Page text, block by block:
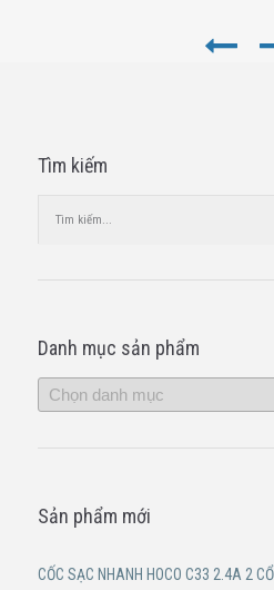
Tìm kiếm
Danh mục sản phẩm
Sản phẩm mới
CỐC SẠC NHANH HOCO C33 2.4A 2